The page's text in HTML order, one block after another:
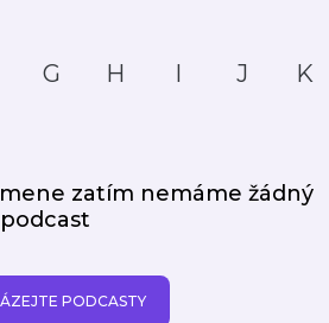
G H I J K
zatím nemáme žádný
podcast
PODCASTY